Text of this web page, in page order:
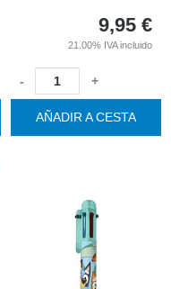
9,95 €
21.00% IVA incluido
- +
AÑADIR A CESTA